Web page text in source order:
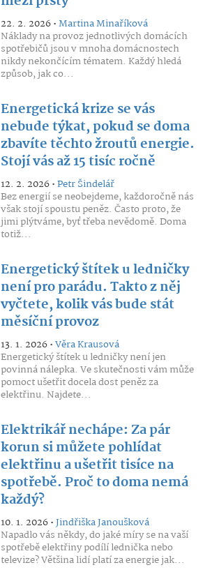
22. 2. 2026 •Martina Minaříková
Náklady na provoz jednotlivých domácích
spotřebičů jsou v mnoha domácnostech
nikdy nekončícím tématem. Každý hledá
způsob, jak co...
Energetická krize se vás
nebude týkat, pokud se doma
zbavíte těchto žroutů energie.
Stojí vás až 15 tisíc ročně
12. 2. 2026 •Petr Šindelář
Bez energií se neobejdeme, každoročně nás
však stojí spoustu peněz. Často proto, že
jimi plýtváme, byť třeba nevědomě. Doma
totiž...
Energetický štítek u ledničky
není pro parádu. Takto z něj
vyčtete, kolik vás bude stát
měsíční provoz
13. 1. 2026 •Věra Krausová
Energetický štítek u ledničky není jen
povinná nálepka. Ve skutečnosti vám může
pomoct ušetřit docela dost peněz za
elektřinu. Najdete...
Elektrikář nechápe: Za pár
korun si můžete pohlídat
elektřinu a ušetřit tisíce na
spotřebě. Proč to doma nemá
každý?
10. 1. 2026 •Jindřiška Janoušková
Napadlo vás někdy, do jaké míry se na vaší
spotřebě elektřiny podílí lednička nebo
televize? Většina lidí platí za energie jak...